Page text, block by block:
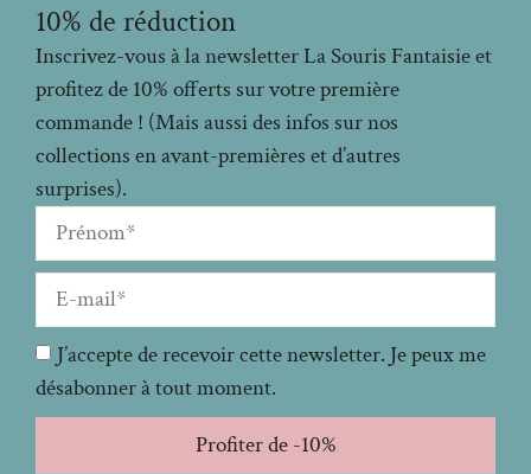
10% de réduction
Inscrivez-vous à la newsletter La Souris Fantaisie et
profitez de 10% offerts sur votre première
commande ! (Mais aussi des infos sur nos
collections en avant-premières et d’autres
surprises).
J’accepte de recevoir cette newsletter. Je peux me
désabonner à tout moment.
Profiter de -10%